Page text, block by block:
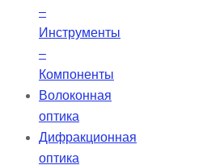
–
Инструменты
–
Компоненты
Волоконная
оптика
Дифракционная
оптика